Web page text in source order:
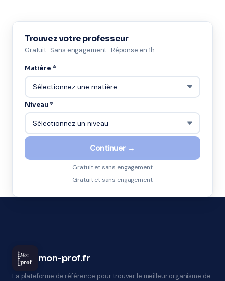
Trouvez votre professeur
Gratuit · Sans engagement · Réponse en 1h
Matière *
Niveau *
Continuer →
Gratuit et sans engagement
Gratuit et sans engagement
Mon
prof mon-prof.fr
La plateforme de référence pour trouver le meilleur organisme de